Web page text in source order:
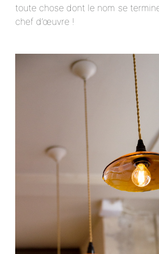
toute chose dont le nom se
chef d’œuvre !